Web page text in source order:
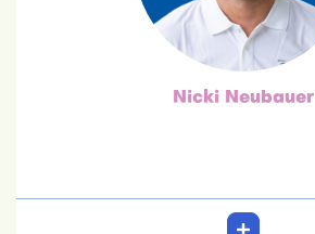
Nicki Neubauer